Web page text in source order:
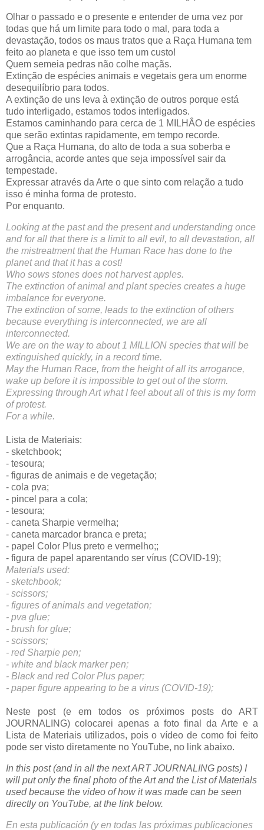
Olhar o passado e o presente e entender de uma vez por
todas que há um limite para todo o mal, para toda a
devastação, todos os maus tratos que a Raça Humana tem
feito ao planeta e que isso tem um custo!
Quem semeia pedras não colhe maçãs.
Extinção de espécies animais e vegetais gera um enorme
desequilíbrio para todos.
A extinção de uns leva à extinção de outros porque está
tudo interligado, estamos todos interligados.
Estamos caminhando para cerca de 1 MILHÂO de espécies
que serão extintas rapidamente, em tempo recorde.
Que a Raça Humana, do alto de toda a sua soberba e
arrogância, acorde antes que seja impossível sair da
tempestade.
Expressar através da Arte o que sinto com relação a tudo
isso é minha forma de protesto.
Por enquanto.
Looking at the past and the present and understanding once
and for all that there is a limit to all evil, to all devastation, all
the mistreatment that the Human Race has done to the
planet and that it has a cost!
Who sows stones does not harvest apples.
The extinction of animal and plant species creates a huge
imbalance for everyone.
The extinction of some, leads to the extinction of others
because everything is interconnected, we are all
interconnected.
We are on the way to about 1 MILLION species that will be
extinguished quickly, in a record time.
May the Human Race, from the height of all its arrogance,
wake up before it is impossible to get out of the storm.
Expressing through Art what I feel about all of this is my form
of protest.
For a while.
Lista de Materiais:
- sketchbook;
- tesoura;
- figuras de animais e de vegetação;
- cola pva;
- pincel para a cola;
- tesoura;
- caneta Sharpie vermelha;
- caneta marcador branca e preta;
- papel Color Plus preto e vermelho;;
- figura de papel aparentando ser vírus (COVID-19);
Materials used:
- sketchbook;
- scissors;
- figures of animals and vegetation;
- pva glue;
- brush for glue;
- scissors;
- red Sharpie pen;
- white and black marker pen;
- Black and red Color Plus paper;
- paper figure appearing to be a virus (COVID-19);
Neste post (e em todos os próximos posts do ART
JOURNALING) colocarei apenas a foto final da Arte e a
Lista de Materiais utilizados, pois o vídeo de como foi feito
pode ser visto diretamente no YouTube, no link abaixo.
In this post (and in all the next ART JOURNALING posts) I
will put only the final photo of the Art and the List of Materials
used because the video of how it was made can be seen
directly on YouTube, at the link below.
En esta publicación (y en todas las próximas publicaciones